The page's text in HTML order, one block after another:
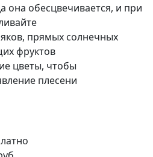
она обесцвечивается, и при
прямых солнечных
фруктов
цветы, чтобы
плесени